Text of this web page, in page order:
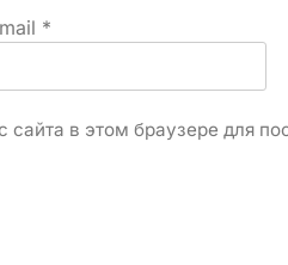
*
сайта в этом браузере для